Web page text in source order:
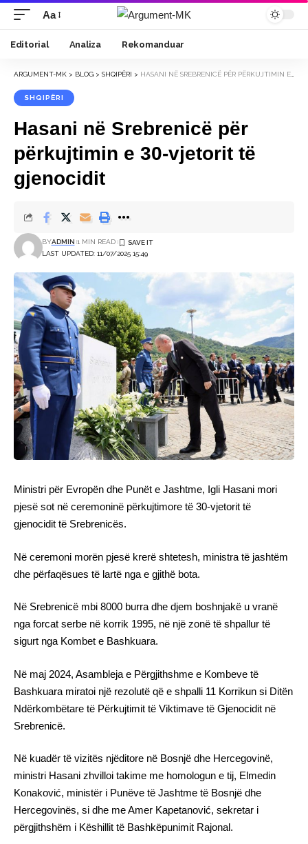
Font
Resizer
Aa
Editorial Analiza Rekomanduar
ARGUMENT-MK > BLOG > SHQIPËRI > HASANI NË SREBRENICË PËR PËRKUJTIMIN E 30-VJETORIT TË GJENOCIDIT
SHQIPËRI
Hasani në Srebrenicë për
përkujtimin e 30-vjetorit të
gjenocidit
LAST UPDATED: 11/07/2025 15:49
BYADMIN 1 MIN READ
Ministri për Evropën dhe Punët e Jashtme, Igli Hasani mori
pjesë sot në ceremoninë përkujtimore të 30-vjetorit të
gjenocidit të Srebrenicës.
Në ceremoni morën pjesë krerë shtetesh, ministra të jashtëm
dhe përfaqësues të lartë nga e gjithë bota.
Në Srebrenicë mbi 8000 burra dhe djem boshnjakë u vranë
nga forcat serbe në korrik 1995, në një zonë të shpallur të
sigurt nga Kombet e Bashkuara.
Në maj 2024, Asambleja e Përgjithshme e Kombeve të
Bashkuara miratoi një rezolutë që e shpalli 11 Korrikun si Ditën
Ndërkombëtare të Përkujtimit të Viktimave të Gjenocidit në
Srebrenicë.
Në kuadër të vizitës njëditore në Bosnjë dhe Hercegovinë,
ministri Hasani zhvilloi takime me homologun e tij, Elmedin
Konaković, ministër i Punëve të Jashtme të Bosnjë dhe
Hercegovinës, si dhe me Amer Kapetanović, sekretar i
përgjithshëm i Këshillit të Bashkëpunimit Rajonal.